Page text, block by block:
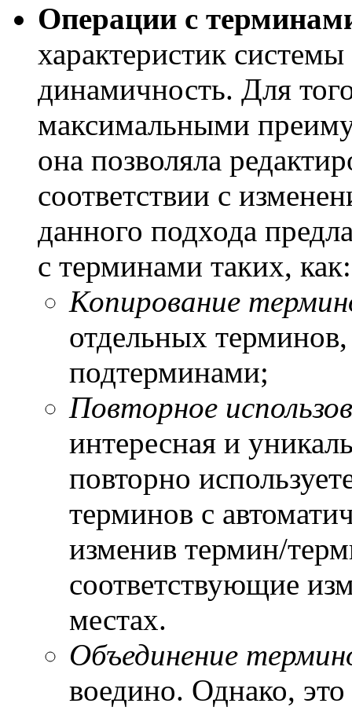
Операции с
характеристик
динамичность. Для
максимальными
она позволяла
соответствии с
данного подхода
с терминами таких, как:
Копирование
отдельных
подтерминами;
Повторное
интересная и
повторно
терминов с
изменив термин/
соответствующие
местах.
Объединение
воедино. Однако,